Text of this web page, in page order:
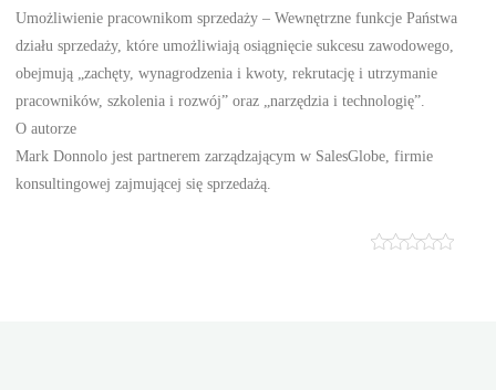
Umożliwienie pracownikom sprzedaży – Wewnętrzne funkcje Państwa
działu sprzedaży, które umożliwiają osiągnięcie sukcesu zawodowego,
obejmują „zachęty, wynagrodzenia i kwoty, rekrutację i utrzymanie
pracowników, szkolenia i rozwój” oraz „narzędzia i technologię”.
O autorze
Mark Donnolo jest partnerem zarządzającym w SalesGlobe, firmie
konsultingowej zajmującej się sprzedażą.